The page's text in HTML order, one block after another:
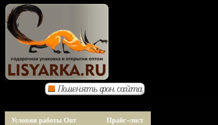
Условия работы Опт
Прайс-лист